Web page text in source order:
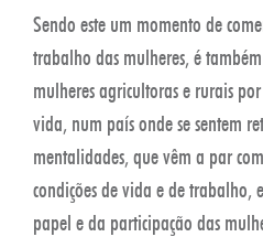
Sendo este um momento de
trabalho das mulheres, é
mulheres agricultoras e rurais
vida, num país onde se sentem
mentalidades, que vêm a par
condições de vida e de trabalho,
papel e da participação das